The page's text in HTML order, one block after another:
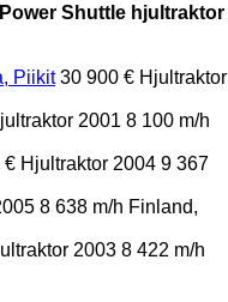
Shuttle hjultraktor
Piikit 30 900 € Hjultraktor
2001 8 100 m/h
€ Hjultraktor 2004 9 367
8 638 m/h Finland,
2003 8 422 m/h